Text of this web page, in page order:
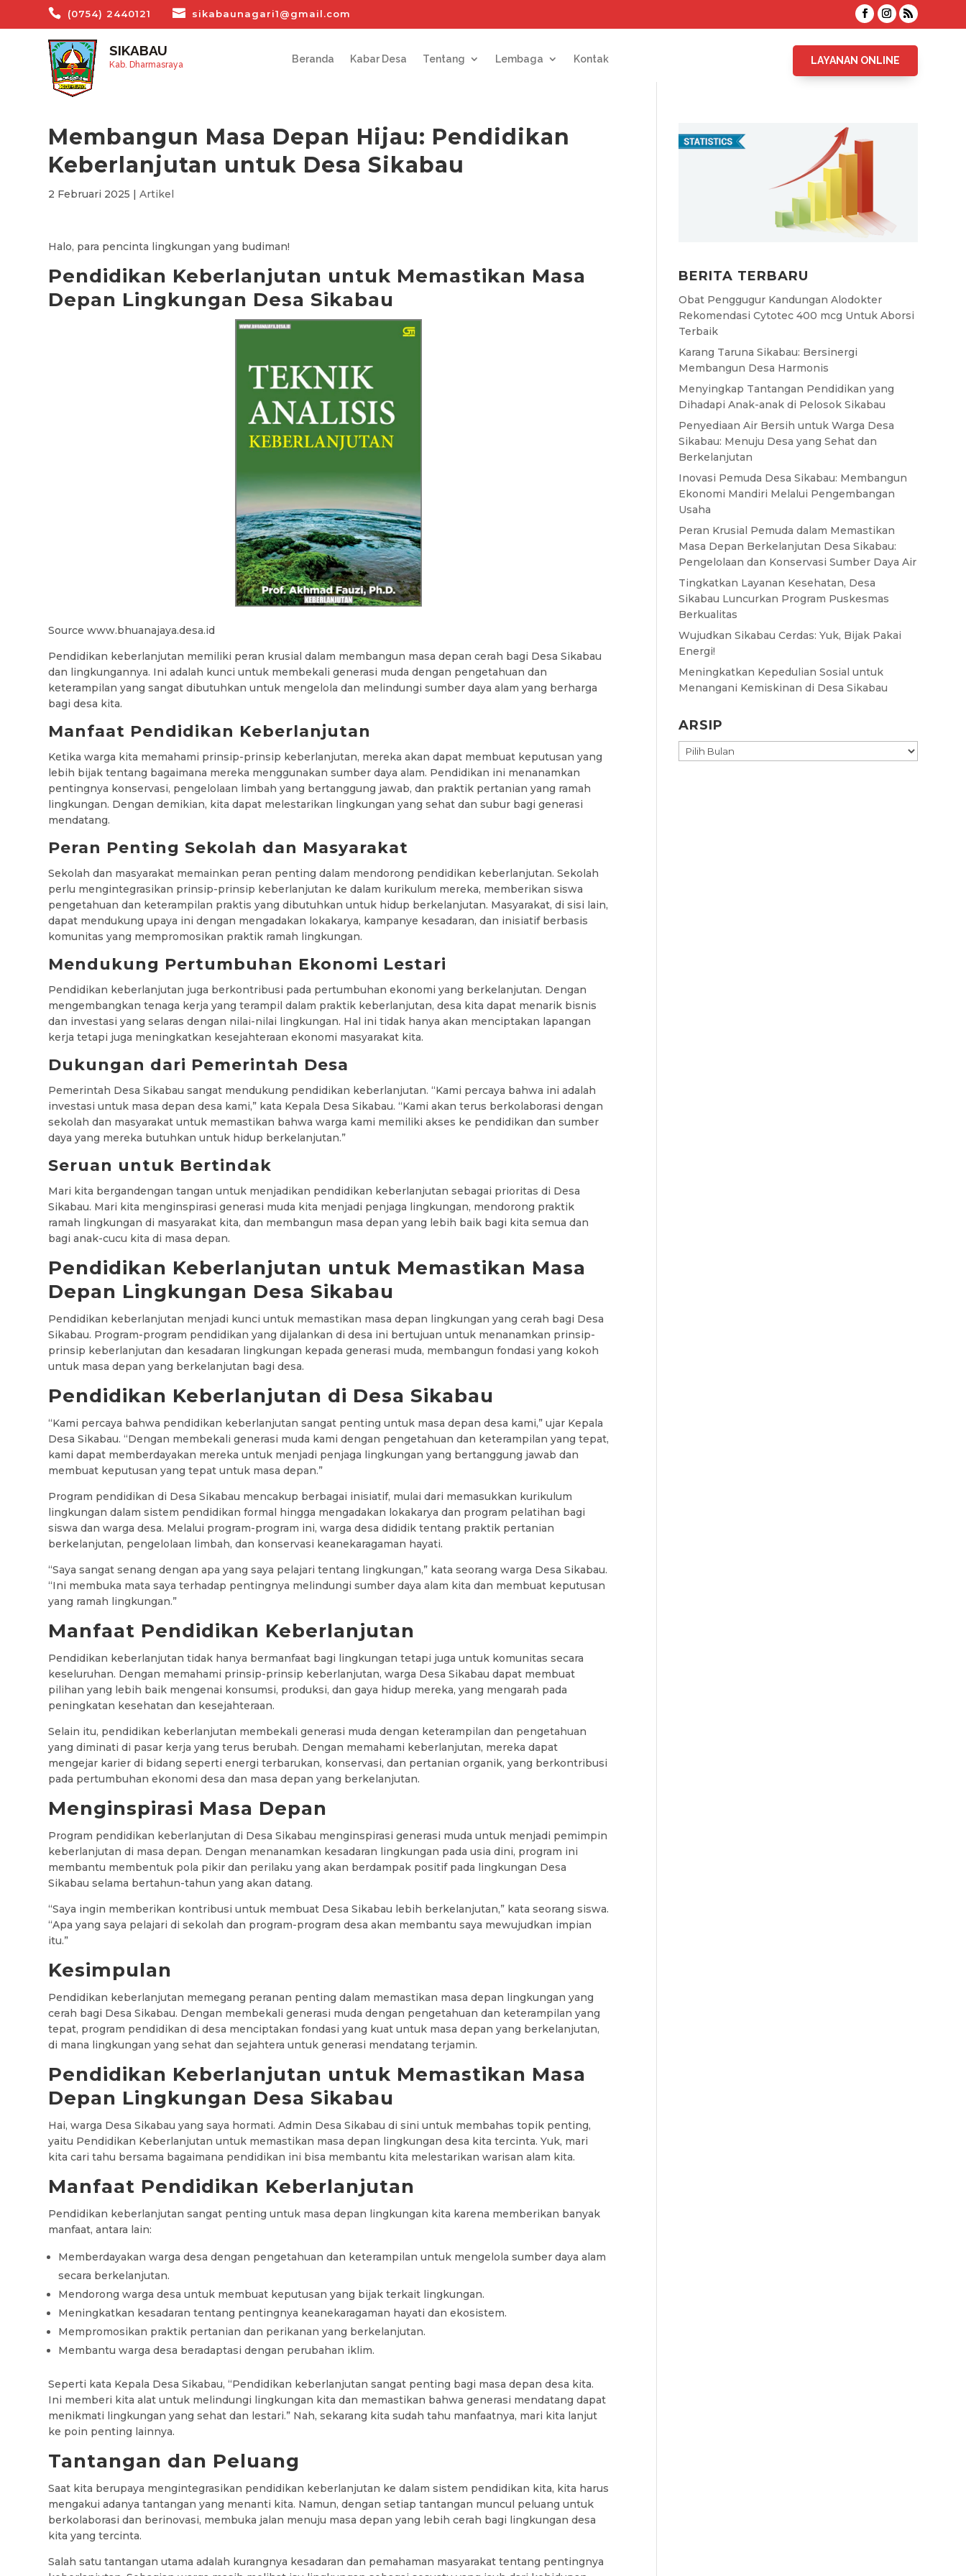
(0754) 2440121 sikabaunagari1@gmail.com
SIKABAU
Kab. Dharmasraya Beranda Kabar Desa Tentang Lembaga Kontak LAYANAN ONLINE
Membangun Masa Depan Hijau: Pendidikan
Keberlanjutan untuk Desa Sikabau
2 Februari 2025 |Artikel
Halo, para pencinta lingkungan yang budiman!
Pendidikan Keberlanjutan untuk Memastikan Masa
Depan Lingkungan Desa Sikabau
Source www.bhuanajaya.desa.id
Pendidikan keberlanjutan memiliki peran krusial dalam membangun masa depan cerah bagi Desa Sikabau
dan lingkungannya. Ini adalah kunci untuk membekali generasi muda dengan pengetahuan dan
keterampilan yang sangat dibutuhkan untuk mengelola dan melindungi sumber daya alam yang berharga
bagi desa kita.
Manfaat Pendidikan Keberlanjutan
Ketika warga kita memahami prinsip-prinsip keberlanjutan, mereka akan dapat membuat keputusan yang
lebih bijak tentang bagaimana mereka menggunakan sumber daya alam. Pendidikan ini menanamkan
pentingnya konservasi, pengelolaan limbah yang bertanggung jawab, dan praktik pertanian yang ramah
lingkungan. Dengan demikian, kita dapat melestarikan lingkungan yang sehat dan subur bagi generasi
mendatang.
Peran Penting Sekolah dan Masyarakat
Sekolah dan masyarakat memainkan peran penting dalam mendorong pendidikan keberlanjutan. Sekolah
perlu mengintegrasikan prinsip-prinsip keberlanjutan ke dalam kurikulum mereka, memberikan siswa
pengetahuan dan keterampilan praktis yang dibutuhkan untuk hidup berkelanjutan. Masyarakat, di sisi lain,
dapat mendukung upaya ini dengan mengadakan lokakarya, kampanye kesadaran, dan inisiatif berbasis
komunitas yang mempromosikan praktik ramah lingkungan.
Mendukung Pertumbuhan Ekonomi Lestari
Pendidikan keberlanjutan juga berkontribusi pada pertumbuhan ekonomi yang berkelanjutan. Dengan
mengembangkan tenaga kerja yang terampil dalam praktik keberlanjutan, desa kita dapat menarik bisnis
dan investasi yang selaras dengan nilai-nilai lingkungan. Hal ini tidak hanya akan menciptakan lapangan
kerja tetapi juga meningkatkan kesejahteraan ekonomi masyarakat kita.
Dukungan dari Pemerintah Desa
Pemerintah Desa Sikabau sangat mendukung pendidikan keberlanjutan. “Kami percaya bahwa ini adalah
investasi untuk masa depan desa kami,” kata Kepala Desa Sikabau. “Kami akan terus berkolaborasi dengan
sekolah dan masyarakat untuk memastikan bahwa warga kami memiliki akses ke pendidikan dan sumber
daya yang mereka butuhkan untuk hidup berkelanjutan.”
Seruan untuk Bertindak
Mari kita bergandengan tangan untuk menjadikan pendidikan keberlanjutan sebagai prioritas di Desa
Sikabau. Mari kita menginspirasi generasi muda kita menjadi penjaga lingkungan, mendorong praktik
ramah lingkungan di masyarakat kita, dan membangun masa depan yang lebih baik bagi kita semua dan
bagi anak-cucu kita di masa depan.
Pendidikan Keberlanjutan untuk Memastikan Masa
Depan Lingkungan Desa Sikabau
Pendidikan keberlanjutan menjadi kunci untuk memastikan masa depan lingkungan yang cerah bagi Desa
Sikabau. Program-program pendidikan yang dijalankan di desa ini bertujuan untuk menanamkan prinsip-
prinsip keberlanjutan dan kesadaran lingkungan kepada generasi muda, membangun fondasi yang kokoh
untuk masa depan yang berkelanjutan bagi desa.
Pendidikan Keberlanjutan di Desa Sikabau
“Kami percaya bahwa pendidikan keberlanjutan sangat penting untuk masa depan desa kami,” ujar Kepala
Desa Sikabau. “Dengan membekali generasi muda kami dengan pengetahuan dan keterampilan yang tepat,
kami dapat memberdayakan mereka untuk menjadi penjaga lingkungan yang bertanggung jawab dan
membuat keputusan yang tepat untuk masa depan.”
Program pendidikan di Desa Sikabau mencakup berbagai inisiatif, mulai dari memasukkan kurikulum
lingkungan dalam sistem pendidikan formal hingga mengadakan lokakarya dan program pelatihan bagi
siswa dan warga desa. Melalui program-program ini, warga desa dididik tentang praktik pertanian
berkelanjutan, pengelolaan limbah, dan konservasi keanekaragaman hayati.
“Saya sangat senang dengan apa yang saya pelajari tentang lingkungan,” kata seorang warga Desa Sikabau.
“Ini membuka mata saya terhadap pentingnya melindungi sumber daya alam kita dan membuat keputusan
yang ramah lingkungan.”
Manfaat Pendidikan Keberlanjutan
Pendidikan keberlanjutan tidak hanya bermanfaat bagi lingkungan tetapi juga untuk komunitas secara
keseluruhan. Dengan memahami prinsip-prinsip keberlanjutan, warga Desa Sikabau dapat membuat
pilihan yang lebih baik mengenai konsumsi, produksi, dan gaya hidup mereka, yang mengarah pada
peningkatan kesehatan dan kesejahteraan.
Selain itu, pendidikan keberlanjutan membekali generasi muda dengan keterampilan dan pengetahuan
yang diminati di pasar kerja yang terus berubah. Dengan memahami keberlanjutan, mereka dapat
mengejar karier di bidang seperti energi terbarukan, konservasi, dan pertanian organik, yang berkontribusi
pada pertumbuhan ekonomi desa dan masa depan yang berkelanjutan.
Menginspirasi Masa Depan
Program pendidikan keberlanjutan di Desa Sikabau menginspirasi generasi muda untuk menjadi pemimpin
keberlanjutan di masa depan. Dengan menanamkan kesadaran lingkungan pada usia dini, program ini
membantu membentuk pola pikir dan perilaku yang akan berdampak positif pada lingkungan Desa
Sikabau selama bertahun-tahun yang akan datang.
“Saya ingin memberikan kontribusi untuk membuat Desa Sikabau lebih berkelanjutan,” kata seorang siswa.
“Apa yang saya pelajari di sekolah dan program-program desa akan membantu saya mewujudkan impian
itu.”
Kesimpulan
Pendidikan keberlanjutan memegang peranan penting dalam memastikan masa depan lingkungan yang
cerah bagi Desa Sikabau. Dengan membekali generasi muda dengan pengetahuan dan keterampilan yang
tepat, program pendidikan di desa menciptakan fondasi yang kuat untuk masa depan yang berkelanjutan,
di mana lingkungan yang sehat dan sejahtera untuk generasi mendatang terjamin.
Pendidikan Keberlanjutan untuk Memastikan Masa
Depan Lingkungan Desa Sikabau
Hai, warga Desa Sikabau yang saya hormati. Admin Desa Sikabau di sini untuk membahas topik penting,
yaitu Pendidikan Keberlanjutan untuk memastikan masa depan lingkungan desa kita tercinta. Yuk, mari
kita cari tahu bersama bagaimana pendidikan ini bisa membantu kita melestarikan warisan alam kita.
Manfaat Pendidikan Keberlanjutan
Pendidikan keberlanjutan sangat penting untuk masa depan lingkungan kita karena memberikan banyak
manfaat, antara lain:
Memberdayakan warga desa dengan pengetahuan dan keterampilan untuk mengelola sumber daya alam
secara berkelanjutan.
Mendorong warga desa untuk membuat keputusan yang bijak terkait lingkungan.
Meningkatkan kesadaran tentang pentingnya keanekaragaman hayati dan ekosistem.
Mempromosikan praktik pertanian dan perikanan yang berkelanjutan.
Membantu warga desa beradaptasi dengan perubahan iklim.
Seperti kata Kepala Desa Sikabau, “Pendidikan keberlanjutan sangat penting bagi masa depan desa kita.
Ini memberi kita alat untuk melindungi lingkungan kita dan memastikan bahwa generasi mendatang dapat
menikmati lingkungan yang sehat dan lestari.” Nah, sekarang kita sudah tahu manfaatnya, mari kita lanjut
ke poin penting lainnya.
Tantangan dan Peluang
Saat kita berupaya mengintegrasikan pendidikan keberlanjutan ke dalam sistem pendidikan kita, kita harus
mengakui adanya tantangan yang menanti kita. Namun, dengan setiap tantangan muncul peluang untuk
berkolaborasi dan berinovasi, membuka jalan menuju masa depan yang lebih cerah bagi lingkungan desa
kita yang tercinta.
Salah satu tantangan utama adalah kurangnya kesadaran dan pemahaman masyarakat tentang pentingnya
BERITA TERBARU
Obat Penggugur Kandungan Alodokter
Rekomendasi Cytotec 400 mcg Untuk Aborsi
Terbaik
Karang Taruna Sikabau: Bersinergi
Membangun Desa Harmonis
Menyingkap Tantangan Pendidikan yang
Dihadapi Anak-anak di Pelosok Sikabau
Penyediaan Air Bersih untuk Warga Desa
Sikabau: Menuju Desa yang Sehat dan
Berkelanjutan
Inovasi Pemuda Desa Sikabau: Membangun
Ekonomi Mandiri Melalui Pengembangan
Usaha
Peran Krusial Pemuda dalam Memastikan
Masa Depan Berkelanjutan Desa Sikabau:
Pengelolaan dan Konservasi Sumber Daya Air
Tingkatkan Layanan Kesehatan, Desa
Sikabau Luncurkan Program Puskesmas
Berkualitas
Wujudkan Sikabau Cerdas: Yuk, Bijak Pakai
Energi!
Meningkatkan Kepedulian Sosial untuk
Menangani Kemiskinan di Desa Sikabau
ARSIP
ARSIP